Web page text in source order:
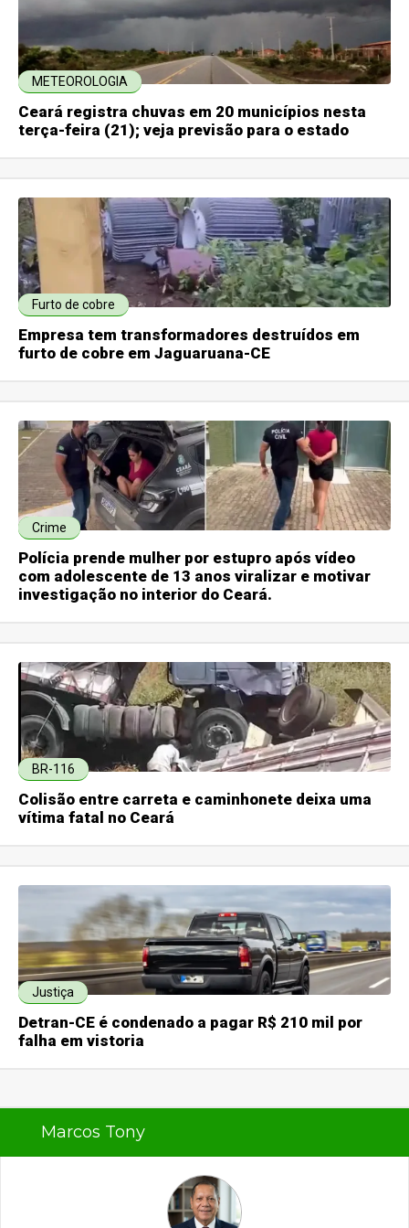
METEOROLOGIA
Ceará registra chuvas em 20 municípios nesta
terça-feira (21); veja previsão para o estado
Furto de cobre
Empresa tem transformadores destruídos em
furto de cobre em Jaguaruana-CE
Crime
Polícia prende mulher por estupro após vídeo
com adolescente de 13 anos viralizar e motivar
investigação no interior do Ceará.
BR-116
Colisão entre carreta e caminhonete deixa uma
vítima fatal no Ceará
Justiça
Detran-CE é condenado a pagar R$ 210 mil por
falha em vistoria
Marcos Tony